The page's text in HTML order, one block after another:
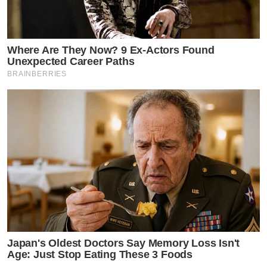
Where Are They Now? 9 Ex-Actors Found
Unexpected Career Paths
BRAINBERRIES
Japan's Oldest Doctors Say Memory Loss Isn't
Age: Just Stop Eating These 3 Foods